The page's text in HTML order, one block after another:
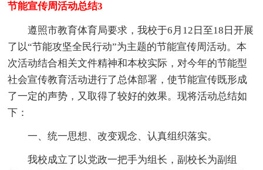
节能宣传周活动总结3
遵照市教育体育局要求，我校于6月12日至18日开展
了以“节能攻坚全民行动”为主题的节能宣传周活动。本
次活动结合相关文件精神和本校实际，对今年的节能型
社会宣传教育活动进行了总体部署，使节能宣传既形成
了一定的声势，又取得了较好的效果。现将活动总结如
下：
一、统一思想、改变观念、认真组织落实。
我校成立了以党政一把手为组长，副校长为副组